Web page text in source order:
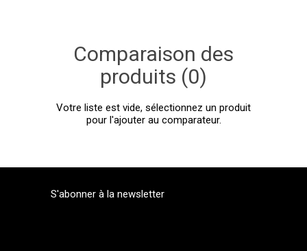
Comparaison des
produits (0)
Votre liste est vide, sélectionnez un produit
pour l'ajouter au comparateur.
S'abonner à la newsletter